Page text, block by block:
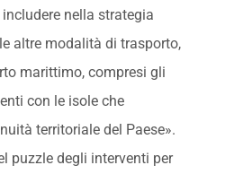
includere nella strategia
altre modalità di trasporto,
marittimo, compresi gli
con le isole che
territoriale del Paese».
puzzle degli interventi per